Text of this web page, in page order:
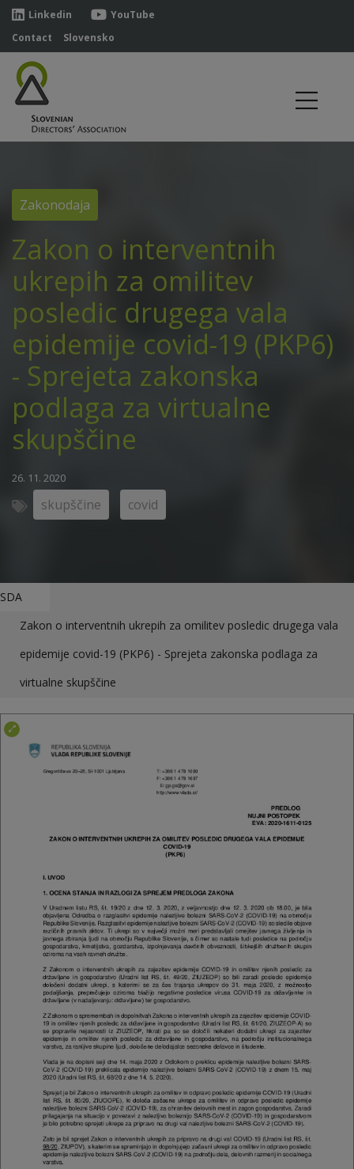
Linkedin
YouTube
Contact
Slovensko
Zakonodaja
Zakon o interventnih
ukrepih za omilitev
posledic drugega vala
epidemije covid-19 (PKP6)
- Sprejeta zakonska
podlaga za virtualne
skupščine
26. 11. 2020
skupščine covid
SDA
Zakon o interventnih ukrepih za omilitev posledic drugega vala
epidemije covid-19 (PKP6) - Sprejeta zakonska podlaga za
virtualne skupščine